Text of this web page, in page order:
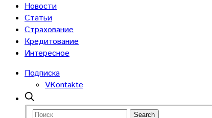
Новости
Статьи
Страхование
Кредитование
Интересное
Подписка
VKontakte